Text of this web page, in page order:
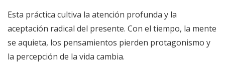
Esta práctica cultiva la atención profunda y la
aceptación radical del presente. Con el tiempo, la mente
se aquieta, los pensamientos pierden protagonismo y
la percepción de la vida cambia.